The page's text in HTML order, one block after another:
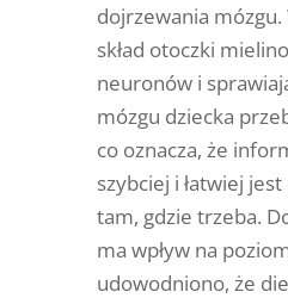
dojrzewania mózgu.
skład otoczki
neuronów i
mózgu dziecka
co oznacza, że
szybciej i łatwiej
tam, gdzie trzeba.
ma wpływ na
udowodniono, że